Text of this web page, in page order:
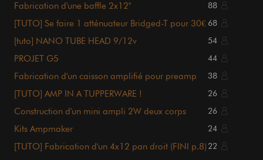
Fabrication d'une baffle 2x12" 88
[TUTO] Se faire 1 atténuateur Bridged-T pour 30€ 68
[tuto] NANO TUBE HEAD 9/12v 54
PROJET G5 44
Fabrication d'un caisson amplifié pour preamp
38
[TUTO] AMP IN A TUPPERWARE ! 26
Construction d'un mini ampli 2W deux corps 26
Kits Ampmaker 24
[TUTO] Fabrication d'un 4x12 pan droit (FINI p.8) 22